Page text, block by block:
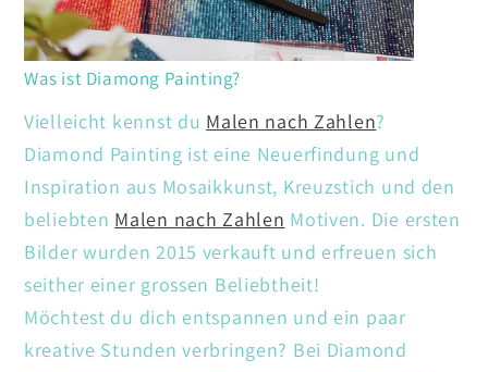
Was ist Diamong Painting?
Vielleicht kennst du Malen nach Zahlen?
Diamond Painting ist eine Neuerfindung und
Inspiration aus Mosaikkunst, Kreuzstich und den
beliebten Malen nach Zahlen Motiven. Die ersten
Bilder wurden 2015 verkauft und erfreuen sich
seither einer grossen Beliebtheit!
Möchtest du dich entspannen und ein paar
kreative Stunden verbringen? Bei Diamond